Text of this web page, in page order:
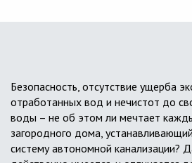
Безопасность, отсутствие ущерба
отработанных вод и нечистот до
воды – не об этом ли мечтает
загородного дома,
систему автономной канализации?